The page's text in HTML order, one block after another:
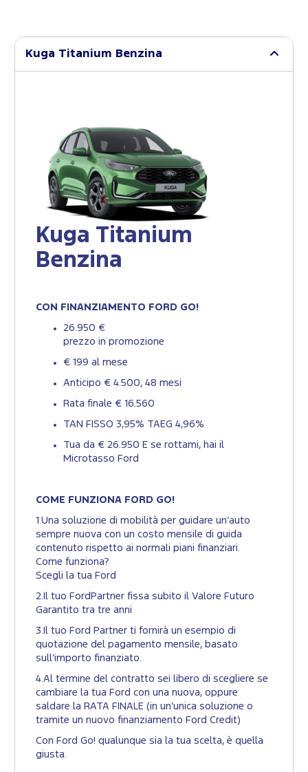
Kuga Titanium Benzina
Kuga Titanium
Benzina
CON FINANZIAMENTO FORD GO!
26.950 €
prezzo in promozione
€ 199 al mese
Anticipo € 4.500, 48 mesi
Rata finale € 16.560
TAN FISSO 3,95% TAEG 4,96%
Tua da € 26.950 ​E se rottami, hai il
Microtasso Ford
COME FUNZIONA FORD GO!
1.Una soluzione di mobilità per guidare un’auto
sempre nuova con un costo mensile di guida
contenuto rispetto ai normali piani finanziari.
Come funziona?
Scegli la tua Ford
2.Il tuo FordPartner fissa subito il Valore Futuro
Garantito tra tre anni
3.Il tuo Ford Partner ti fornirà un esempio di
quotazione del pagamento mensile, basato
sull’importo finanziato.
4.Al termine del contratto sei libero di scegliere se
cambiare la tua Ford con una nuova, oppure
saldare la RATA FINALE (in un’unica soluzione o
tramite un nuovo finanziamento Ford Credit)
Con Ford Go! qualunque sia la tua scelta, è quella
giusta.